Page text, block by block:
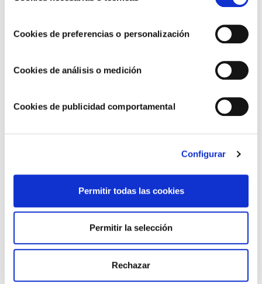
Cookies de preferencias o personalización
Cookies de análisis o medición
Cookies de publicidad comportamental
Configurar
Permitir todas las cookies
Permitir la selección
Rechazar
Seguimos avanzando hacia un modelo de
negocio más sostenible y responsable